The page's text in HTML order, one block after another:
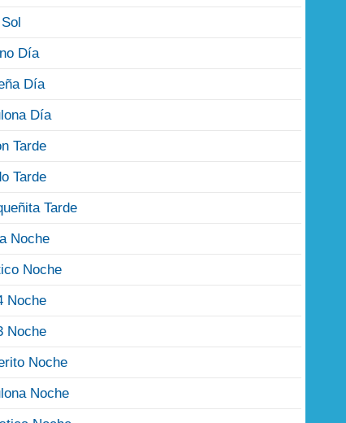
Día
Día
Día
Tarde
Tarde
Tarde
Noche
Noche
Noche
Noche
Noche
Noche